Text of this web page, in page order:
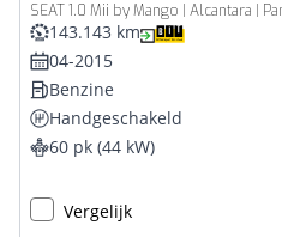
143.143 km
04-2015
Benzine
Handgeschakeld
60 pk (44 kW)
Vergelijk